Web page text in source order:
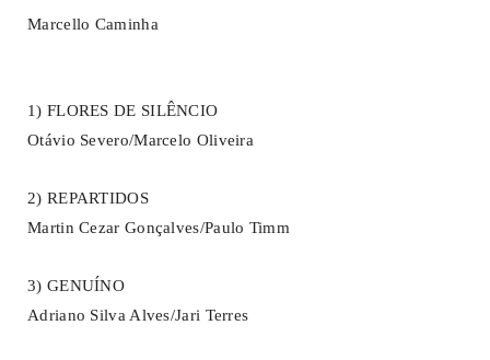
Marcello Caminha
1) FLORES DE SILÊNCIO
Otávio Severo/Marcelo Oliveira
2) REPARTIDOS
Martin Cezar Gonçalves/Paulo Timm
3) GENUÍNO
Adriano Silva Alves/Jari Terres